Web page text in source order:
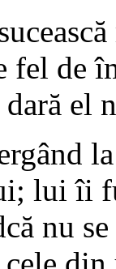
fel de
el
lui îi
nu